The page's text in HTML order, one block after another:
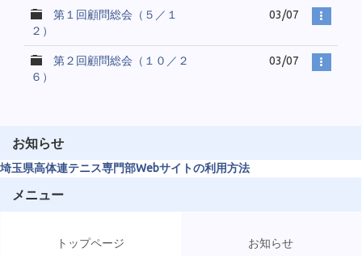
第１回顧問総会（５／１
２）
03/07
第２回顧問総会（１０／２
６）
03/07
お知らせ
埼玉県高体連テニス専門部Webサイトの利用方法
メニュー
トップページ お知らせ